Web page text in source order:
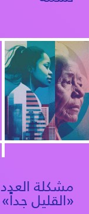
i
o
n
مشكلة العدد
«القليل جداً»